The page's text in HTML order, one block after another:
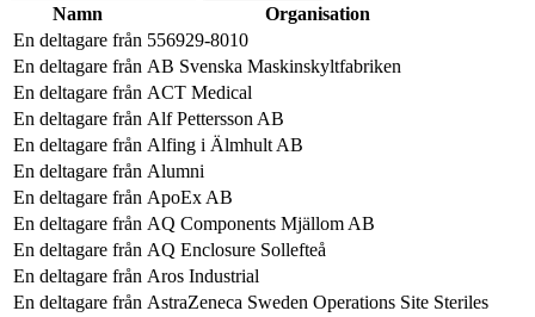
Namn
Organisation
En deltagare från 556929-8010
En deltagare från AB Svenska Maskinskyltfabriken
En deltagare från ACT Medical
En deltagare från Alf Pettersson AB
En deltagare från Alfing i Älmhult AB
En deltagare från Alumni
En deltagare från ApoEx AB
En deltagare från AQ Components Mjällom AB
En deltagare från AQ Enclosure Sollefteå
En deltagare från Aros Industrial
En deltagare från AstraZeneca Sweden Operations Site Steriles